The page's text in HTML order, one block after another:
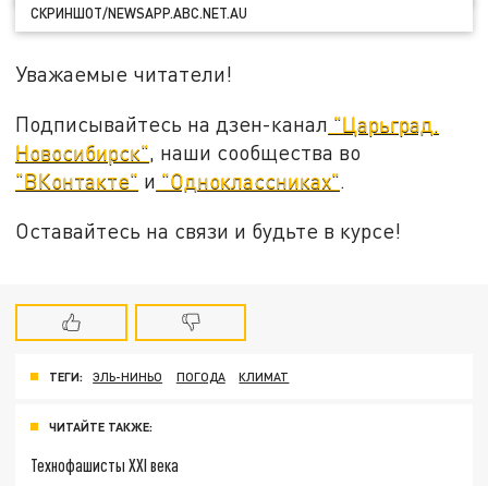
СКРИНШОТ/NEWSAPP.ABC.NET.AU
Уважаемые читатели!
Подписывайтесь на дзен-канал "Царьград.
Новосибирск", наши сообщества во
"ВКонтакте" и "Одноклассниках".
Оставайтесь на связи и будьте в курсе!
ТЕГИ: ЭЛЬ-НИНЬО ПОГОДА КЛИМАТ
ЧИТАЙТЕ ТАКЖЕ:
Технофашисты XXI века